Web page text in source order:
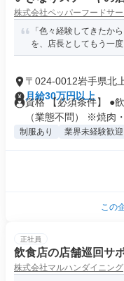
株式会社ペッパーフードサ
「色々経験してきたか
を、店長としてもう一
〒024-0012岩手県北
月給30万円以上
資格 【必須条件】 ●
（業態不問） ※焼肉
制服あり 業界未経験歓迎
この
正社員
飲食店の店舗巡回サ
株式会社マルハンダイニング